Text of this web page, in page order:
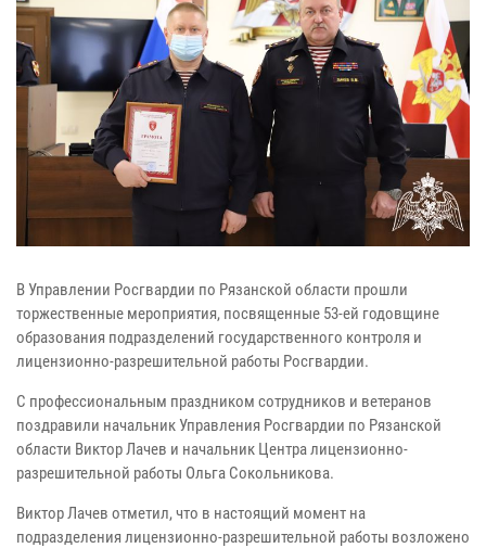
В Управлении Росгвардии по Рязанской области прошли
торжественные мероприятия, посвященные 53-ей годовщине
образования подразделений государственного контроля и
лицензионно-разрешительной работы Росгвардии.
С профессиональным праздником сотрудников и ветеранов
поздравили начальник Управления Росгвардии по Рязанской
области Виктор Лачев и начальник Центра лицензионно-
разрешительной работы Ольга Сокольникова.
Виктор Лачев отметил, что в настоящий момент на
подразделения лицензионно-разрешительной работы возложено